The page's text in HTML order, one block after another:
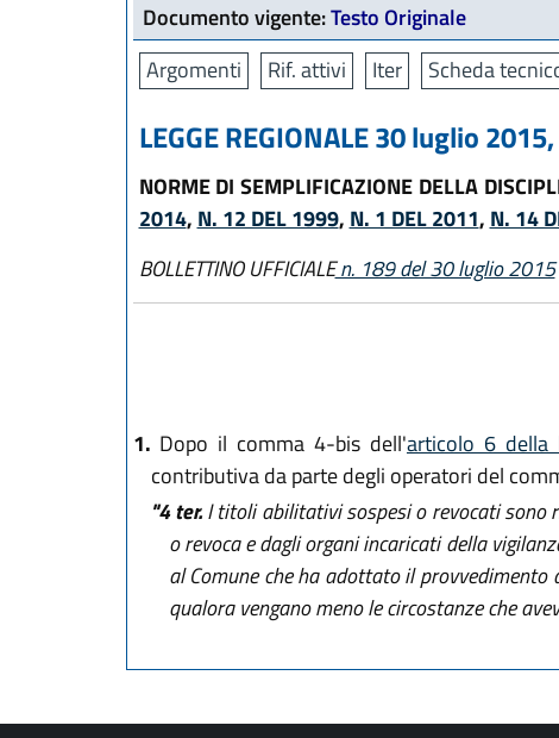
Documento vigente:Testo Originale
Argomenti
Rif. attivi Iter Scheda
LEGGE REGIONALE 30 luglio
NORME DI SEMPLIFICAZIONE DELLA
2014, N. 12 DEL 1999, N. 1 DEL 2011, N. 14
BOLLETTINO UFFICIALEn. 189 del 30 luglio 2015
1. Dopo il comma 4-bis dell'articolo 6 della
contributiva da parte degli operatori del
"4 ter.I titoli abilitativi sospesi o revocati sono
o revoca e dagli organi incaricati della
al Comune che ha adottato il
qualora vengano meno le circostanze che